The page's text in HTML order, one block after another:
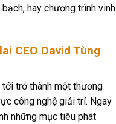
hay chương trình vinh
CEO David Tùng
trở thành một thương
công nghệ giải trí. Ngay
những mục tiêu phát